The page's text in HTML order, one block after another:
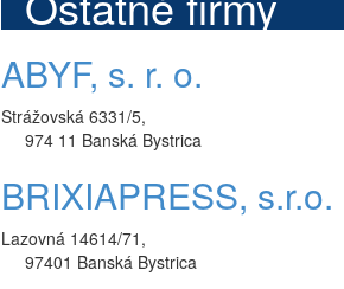
ABYF, s. r. o.
Strážovská 6331/5,
974 11 Banská Bystrica
BRIXIAPRESS, s.r.o.
Lazovná 14614/71,
97401 Banská Bystrica